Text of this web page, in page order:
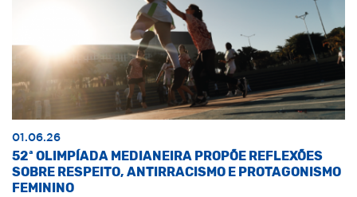
01.06.26
52ª OLIMPÍADA MEDIANEIRA PROPÕE REFLEXÕES
SOBRE RESPEITO, ANTIRRACISMO E PROTAGONISMO
FEMININO